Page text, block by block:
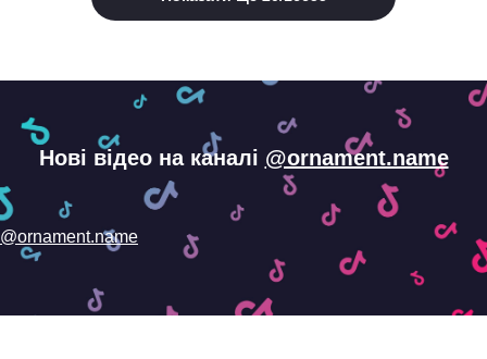
Нові відео на каналі @ornament.name
@ornament.name